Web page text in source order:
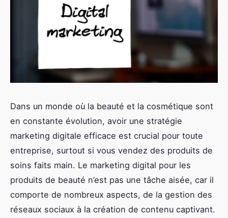
Dans un monde où la beauté et la cosmétique sont
en constante évolution, avoir une stratégie
marketing digitale efficace est crucial pour toute
entreprise, surtout si vous vendez des produits de
soins faits main. Le marketing digital pour les
produits de beauté n’est pas une tâche aisée, car il
comporte de nombreux aspects, de la gestion des
réseaux sociaux à la création de contenu captivant.